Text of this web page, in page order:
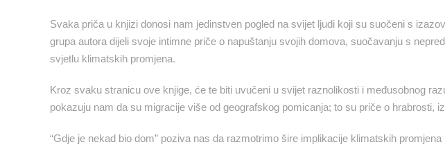
Svaka priča u knjizi donosi nam jedinstven pogled na svijet ljudi koji su suočeni s
grupa autora dijeli svoje intimne priče o napuštanju svojih domova, suočavanju s
svjetlu klimatskih promjena.
Kroz svaku stranicu ove knjige, će te biti uvučeni u svijet raznolikosti i međusobnog
pokazuju nam da su migracije više od geografskog pomicanja; to su priče o hrabrosti,
“Gdje je nekad bio dom” poziva nas da razmotrimo šire implikacije klimatskih